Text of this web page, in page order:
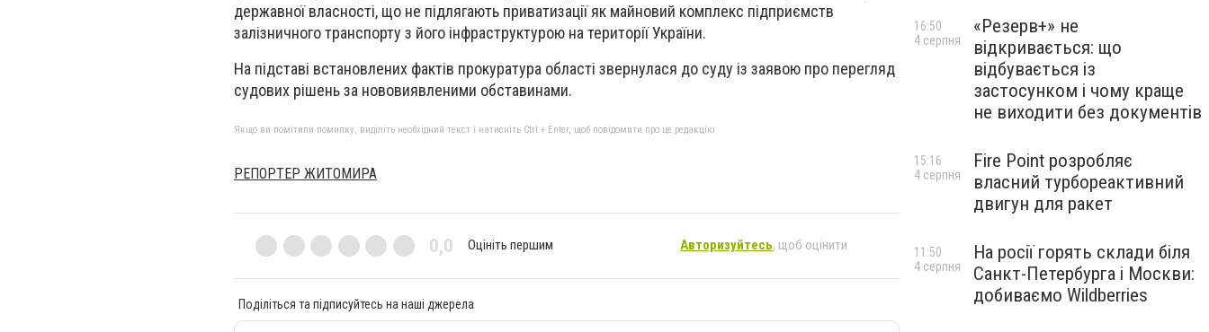
державної власності, що не підлягають приватизації як майновий комплекс підприємств
залізничного транспорту з його інфраструктурою на території України.
На підставі встановлених фактів прокуратура області звернулася до суду із заявою про перегляд
судових рішень за нововиявленими обставинами.
Якщо ви помітили помилку, виділіть необхідний текст і натисніть Ctrl + Enter, щоб повідомити про це редакцію
РЕПОРТЕР ЖИТОМИРА
0,0 Оцініть першим Авторизуйтесь, щоб оцінити
Поділіться та підписуйтесь на наші джерела
«Резерв+» не
відкривається: що
відбувається із
застосунком і чому краще
не виходити без документів
16:50
4 серпня
Fire Point розробляє
власний турбореактивний
двигун для ракет
15:16
4 серпня
На росії горять склади біля
Санкт-Петербурга і Москви:
добиваємо Wildberries
11:50
4 серпня